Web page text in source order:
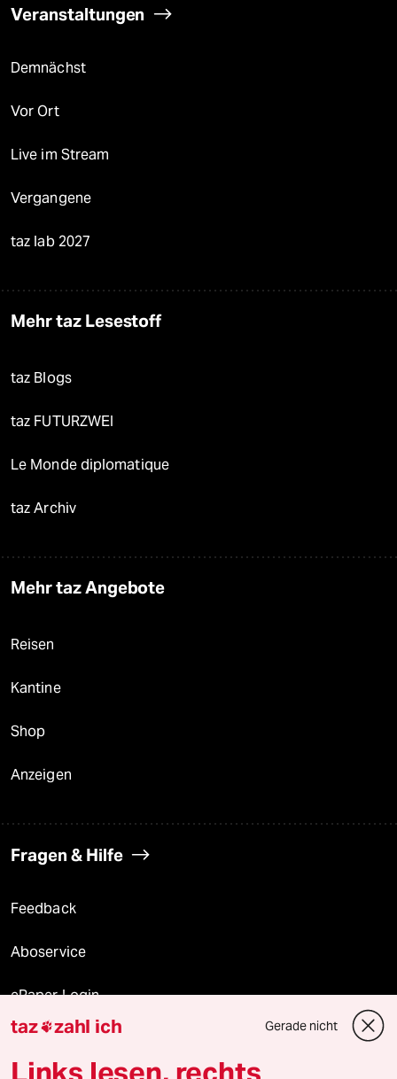
Veranstaltungen
Demnächst
Vor Ort
Live im Stream
Vergangene
taz lab 2027
Mehr taz Lesestoff
taz Blogs
taz FUTURZWEI
Le Monde diplomatique
taz Archiv
Mehr taz Angebote
Reisen
Kantine
Shop
Anzeigen
Fragen & Hilfe
Feedback
Aboservice
ePaper Login
Downloads für Abonnierende
taz zahl ich Gerade nicht